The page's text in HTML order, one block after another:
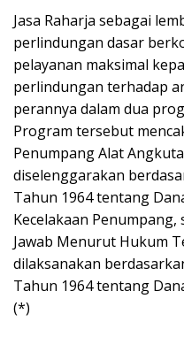
Jasa Raharja sebagai
perlindungan dasar
pelayanan maksimal
perlindungan terhadap
perannya dalam dua
Program tersebut
Penumpang Alat
diselenggarakan
Tahun 1964 tentang
Kecelakaan
Jawab Menurut Hukum
dilaksanakan
Tahun 1964 tentang
(*)